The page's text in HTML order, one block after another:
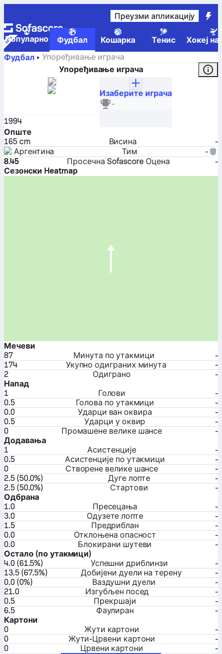
Преузми апликацију
Популарно Фудбал Кошарка Тенис
Хокеј
Фудбал
Упоређивање играча
Упоређивање играча
1994
Изаберите играча
-
Опште
165 cm
Висина
-
Аргентина
Тим
-
8.45
Просечна Sofascore Оцена
-
Сезонски Heatmap
Мечеви
87
Минута по утакмици
-
174
Укупно одиграних минута
-
2
Одиграно
-
Напад
1
Голови
-
0.5
Голова по утакмици
-
0.0
Ударци ван оквира
-
0.5
Ударци у оквир
-
0
Промашене велике шансе
-
Додавања
1
Асистенције
-
0.5
Асистенције по утакмици
-
0
Створене велике шансе
-
2.5 (50.0%)
Дуге лопте
-
2.5 (50.0%)
Стартови
-
Одбрана
1.0
Пресецања
-
3.0
Одузете лопте
-
1.5
Предриблан
-
0.0
Отклоњена опасност
-
0.0
Блокирани шутеви
-
Остало (по утакмици)
4.0 (61.5%)
Успешни дриблинзи
-
13.5 (67.5%)
Добијени дуели на терену
-
0.0 (0%)
Ваздушни дуели
-
21.0
Изгубљен посед
-
0.5
Прекршаји
-
6.5
Фаулиран
-
Картони
0
Жути картони
-
0
Жути-Црвени картони
-
0
Црвени картони
-